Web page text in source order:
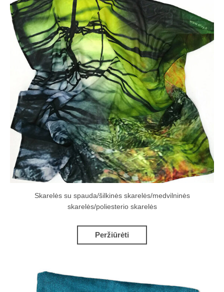
Skarelės su spauda/šilkinės skarelės/medvilninės
skarelės/poliesterio skarelės
Peržiūrėti